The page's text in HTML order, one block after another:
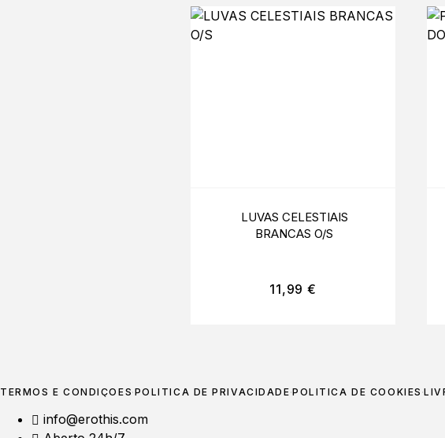
LUVAS CELESTIAIS
BRANCAS O/S
11,99 €
TERMOS E CONDIÇÕESPOLÍTICA DE PRIVACIDADE POLÍTICA DE COOKIES
info@erothis.com